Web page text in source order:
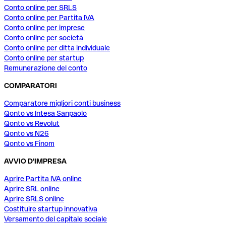
Conto online per SRLS
Conto online per Partita IVA
Conto online per imprese
Conto online per società
Conto online per ditta individuale
Conto online per startup
Remunerazione del conto
COMPARATORI
Comparatore migliori conti business
Qonto vs Intesa Sanpaolo
Qonto vs Revolut
Qonto vs N26
Qonto vs Finom
AVVIO D'IMPRESA
Aprire Partita IVA online
Aprire SRL online
Aprire SRLS online
Costituire startup innovativa
Versamento del capitale sociale